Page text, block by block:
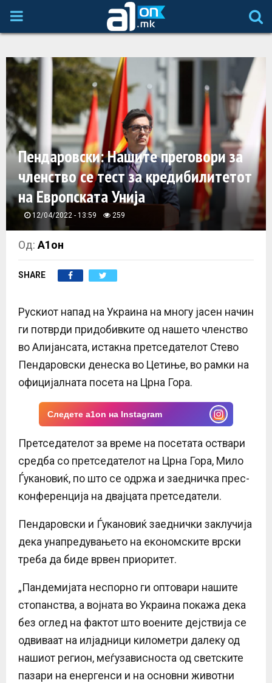
P
I
M
A
R
M
E
N
U
Пендаровски: Нашите преговори за
членство се тест за кредибилитетот
на Европската Унија
12/04/2022 - 13:59 259
Од:А1он
SHARE
Рускиот напад на Украина на многу јасен начин
ги потврди придобивките од нашето членство
во Алијансата, истакна претседателот Стево
Пендаровски денеска во Цетиње, во рамки на
официјалната посета на Црна Гора.
Следете a1on на Instagram
Претседателот за време на посетата оствари
средба со претседателот на Црна Гора, Мило
Ѓукановиќ, по што се одржа и заедничка прес-
конференција на двајцата претседатели.
Пендаровски и Ѓукановиќ заеднички заклучија
дека унапредувањето на економските врски
треба да биде врвен приоритет.
„Пандемијата неспорно ги оптовари нашите
стопанства, а војната во Украина покажа дека
без оглед на фактот што воените дејствија се
одвиваат на илјадници километри далеку од
нашиот регион, меѓузависноста од светските
пазари на енергенси и на основни животни